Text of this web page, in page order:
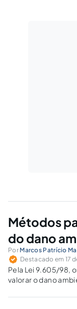
Métodos
do dano
Por Marcos Patrício
Destacado em 17
Pela Lei 9.605/98,
valorar o dano
levam a